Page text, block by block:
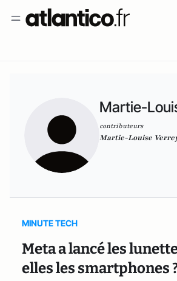
Martie-
contributeurs
Martie-Louise
MINUTE TECH
Meta a lancé les
elles les smartphones